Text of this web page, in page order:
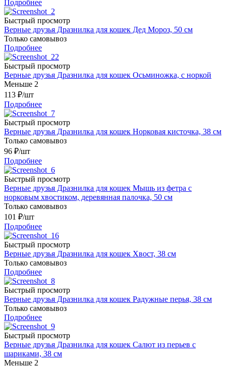
Подробнее
Быстрый просмотр
Верные друзья Дразнилка для кошек Дед Мороз, 50 см
Только самовывоз
Подробнее
Быстрый просмотр
Верные друзья Дразнилка для кошек Осьминожка, с норкой
Меньше 2
113 ₽/шт
Подробнее
Быстрый просмотр
Верные друзья Дразнилка для кошек Норковая кисточка, 38 см
Только самовывоз
96 ₽/шт
Подробнее
Быстрый просмотр
Верные друзья Дразнилка для кошек Мышь из фетра с
норковым хвостиком, деревянная палочка, 50 см
Только самовывоз
101 ₽/шт
Подробнее
Быстрый просмотр
Верные друзья Дразнилка для кошек Хвост, 38 см
Только самовывоз
Подробнее
Быстрый просмотр
Верные друзья Дразнилка для кошек Радужные перья, 38 см
Только самовывоз
Подробнее
Быстрый просмотр
Верные друзья Дразнилка для кошек Салют из перьев с
шариками, 38 см
Меньше 2